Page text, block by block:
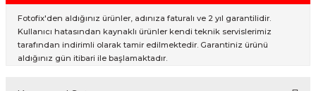
Fotofix'den aldığınız ürünler, adınıza faturalı ve 2 yıl garantilidir.
Kullanıcı hatasından kaynaklı ürünler kendi teknik servislerimiz
tarafından indirimli olarak tamir edilmektedir. Garantiniz ürünü
aldığınız gün itibari ile başlamaktadır.